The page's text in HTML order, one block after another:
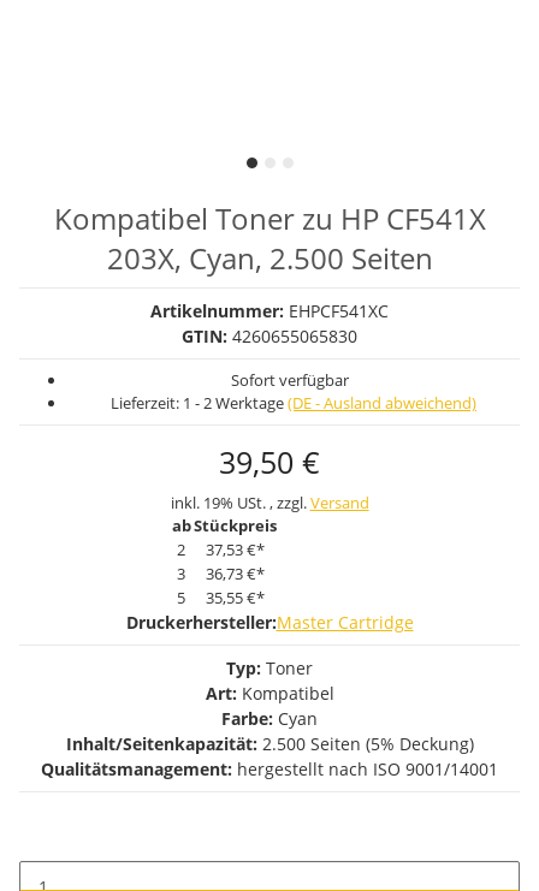
Kompatibel Toner zu HP CF541X
203X, Cyan, 2.500 Seiten
Artikelnummer: EHPCF541XC
GTIN: 4260655065830
Sofort verfügbar
Lieferzeit: 1 - 2 Werktage(DE - Ausland abweichend)
39,50 €
inkl. 19% USt. , zzgl.Versand
abStückpreis
2
37,53 €*
3
36,73 €*
5
35,55 €*
Druckerhersteller:Master Cartridge
Typ: Toner
Art: Kompatibel
Farbe: Cyan
Inhalt/Seitenkapazität: 2.500 Seiten (5% Deckung)
Qualitätsmanagement: hergestellt nach ISO 9001/14001